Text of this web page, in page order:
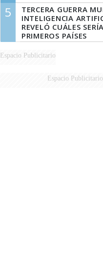
INCONDICIONAL DE
DE MILEI"
5
TERCERA GUERRA
INTELIGENCIA
REVELÓ CUÁLES
PRIMEROS PAÍSES
LATINOAMERICANOS
DERROTADOS
Espacio Publicitario
Espacio Publicitario